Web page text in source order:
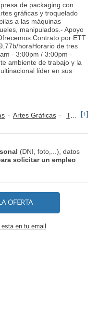
de packaging con
gráficas y troquelado
a las máquinas
manipulados.- Apoyo
por ETT
horaHorario de tres
- 3:00pm / 3:00pm -
ambiente de trabajo y la
líder en sus
Artes Gráficas Transporte, Logística y Almacén [+]
(DNI, foto,...), datos
solicitar un empleo
OFERTA
en tu email